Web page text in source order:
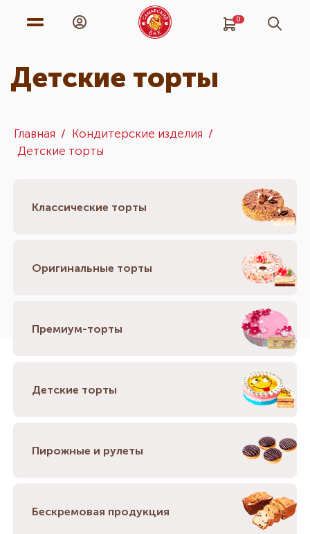
0
Детские торты
Главная
Кондитерские изделия
Детские торты
Классические торты
Оригинальные торты
Премиум-торты
Детские торты
Пирожные и рулеты
Бескремовая продукция